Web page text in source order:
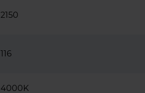
2150
116
4000K